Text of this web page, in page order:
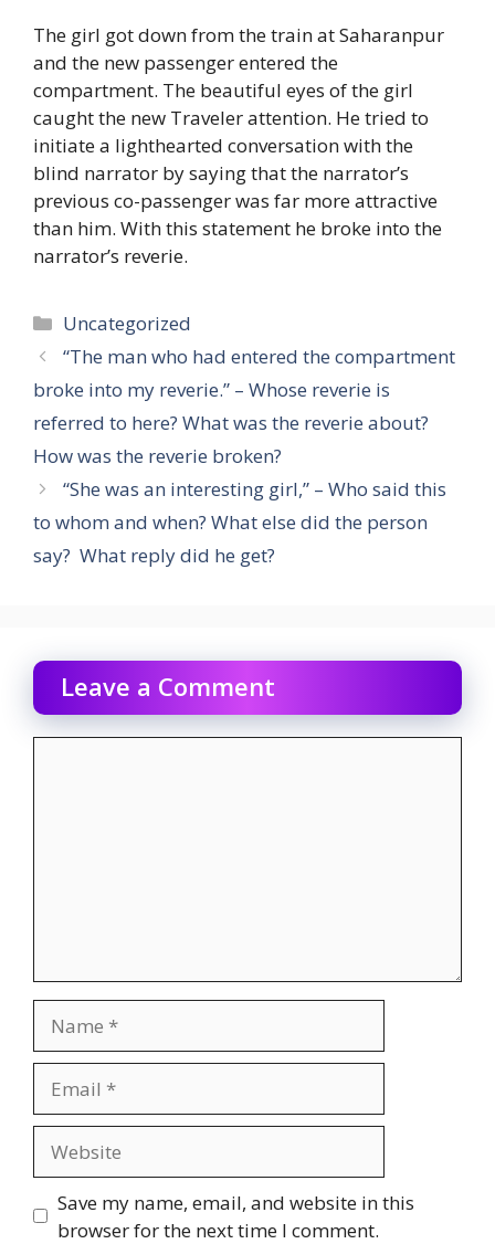
The girl got down from the train at Saharanpur
and the new passenger entered the
compartment. The beautiful eyes of the girl
caught the new Traveler attention. He tried to
initiate a lighthearted conversation with the
blind narrator by saying that the narrator’s
previous co-passenger was far more attractive
than him. With this statement he broke into the
narrator’s reverie.
Categories
Uncategorized
“The man who had entered the compartment
broke into my reverie.” – Whose reverie is
referred to here? What was the reverie about?
How was the reverie broken?
“She was an interesting girl,” – Who said this
to whom and when? What else did the person
say? What reply did he get?
Leave a Comment
Save my name, email, and website in this
browser for the next time I comment.